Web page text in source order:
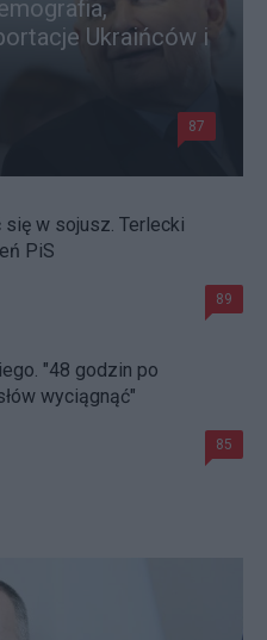
Ukraińców i
87
się w sojusz. Terlecki
PiS
89
"48 godzin po
wyciągnąć"
85